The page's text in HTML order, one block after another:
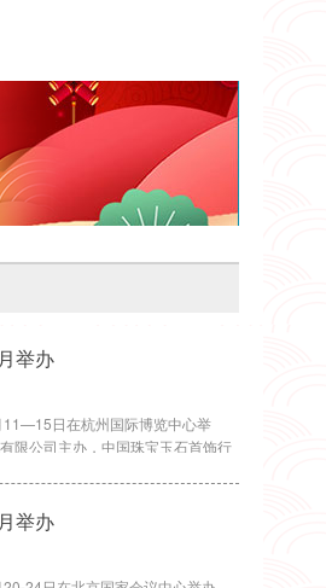
举办
日在杭州国际博览中心举
限公司主办，中国珠宝玉石首饰行
宝制造商、批发商、零售商和加
会，旨在推动传统珠宝行业与现代
举办